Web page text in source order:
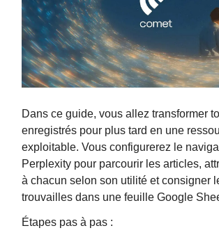
Dans ce guide, vous allez transformer
enregistrés pour plus tard en une
exploitable. Vous configurerez le
Perplexity pour parcourir les articles,
à chacun selon son utilité et consigner
trouvailles dans une feuille Google
Étapes pas à pas :